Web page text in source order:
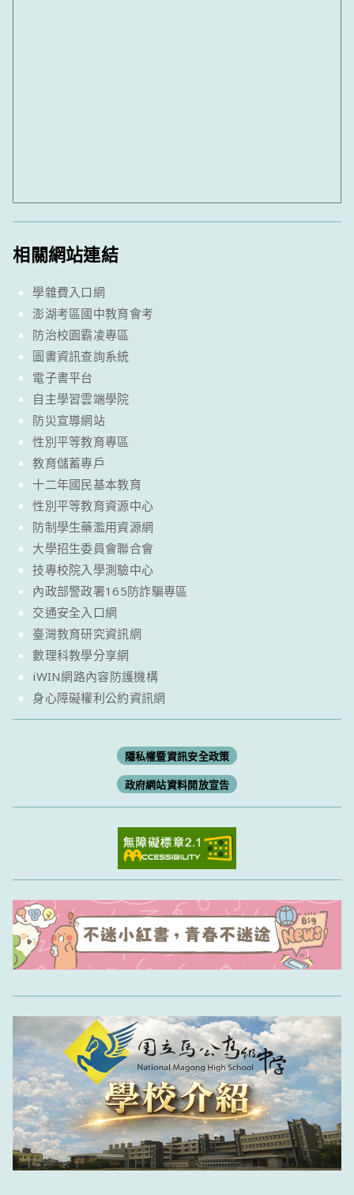
相關網站連結
學雜費入口網
澎湖考區國中教育會考
防治校園霸凌專區
圖書資訊查詢系統
電子書平台
自主學習雲端學院
防災宣導網站
性別平等教育專區
教育儲蓄專戶
十二年國民基本教育
性別平等教育資源中心
防制學生藥濫用資源網
大學招生委員會聯合會
技專校院入學測驗中心
內政部警政署165防詐騙專區
交通安全入口網
臺灣教育研究資訊網
數理科教學分享網
iWIN網路內容防護機構
身心障礙權利公約資訊網
隱私權暨資訊安全政策
政府網站資料開放宣告